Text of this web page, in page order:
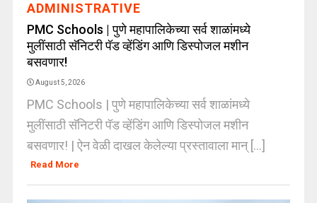
ADMINISTRATIVE
PMC Schools | पुणे महापालिकेच्या सर्व शाळांमध्ये
मुलींसाठी सॅनिटरी पॅड व्हेंडिंग आणि डिस्पोजल मशीन
बसवणार!
August 5, 2026
PMC Schools | पुणे महापालिकेच्या सर्व शाळांमध्ये
मुलींसाठी सॅनिटरी पॅड व्हेंडिंग आणि डिस्पोजल मशीन
बसवणार! | ऐन वेळी दाखल केलेल्या प्रस्तावाला मान् [...]
Read More